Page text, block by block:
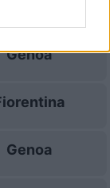
Genoa
Genoa